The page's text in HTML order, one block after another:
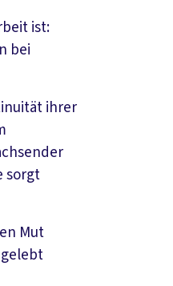
ist:
bei
ihrer
sorgt
Mut